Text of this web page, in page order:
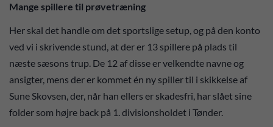
Mange spillere til prøvetræning
Her skal det handle om det sportslige setup, og på den konto
ved vi i skrivende stund, at der er 13 spillere på plads til
næste sæsons trup. De 12 af disse er velkendte navne og
ansigter, mens der er kommet én ny spiller til i skikkelse af
Sune Skovsen, der, når han ellers er skadesfri, har slået sine
folder som højre back på 1. divisionsholdet i Tønder.